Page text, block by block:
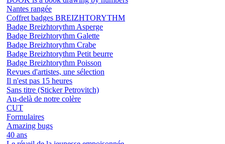
Nantes rangée
Coffret badges BREIZHTORYTHM
Badge Breizhtorythm Asperge
Badge Breizhtorythm Galette
Badge Breizhtorythm Crabe
Badge Breizhtorythm Petit beurre
Badge Breizhtorythm Poisson
Revues d'artistes, une sélection
Il n'est pas 15 heures
Sans titre (Sticker Petrovitch)
Au-delà de notre colère
CUT
Formulaires
Amazing bugs
40 ans